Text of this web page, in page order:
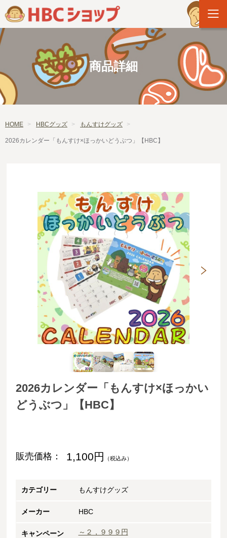
商品詳細
HOME HBCグッズ もんすけグッズ
2026カレンダー「もんすけ×ほっかいどうぶつ」【HBC】
2026カレンダー「もんすけ×ほっかい
どうぶつ」【HBC】
販売価格： 1,100円 （税込み）
カテゴリー もんすけグッズ
メーカー HBC
キャンペーン ～２，９９９円